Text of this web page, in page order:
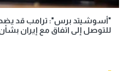
"أسوشيتد برس": ترامب قد يضطر
للتوصل إلى اتفاق مع إيران